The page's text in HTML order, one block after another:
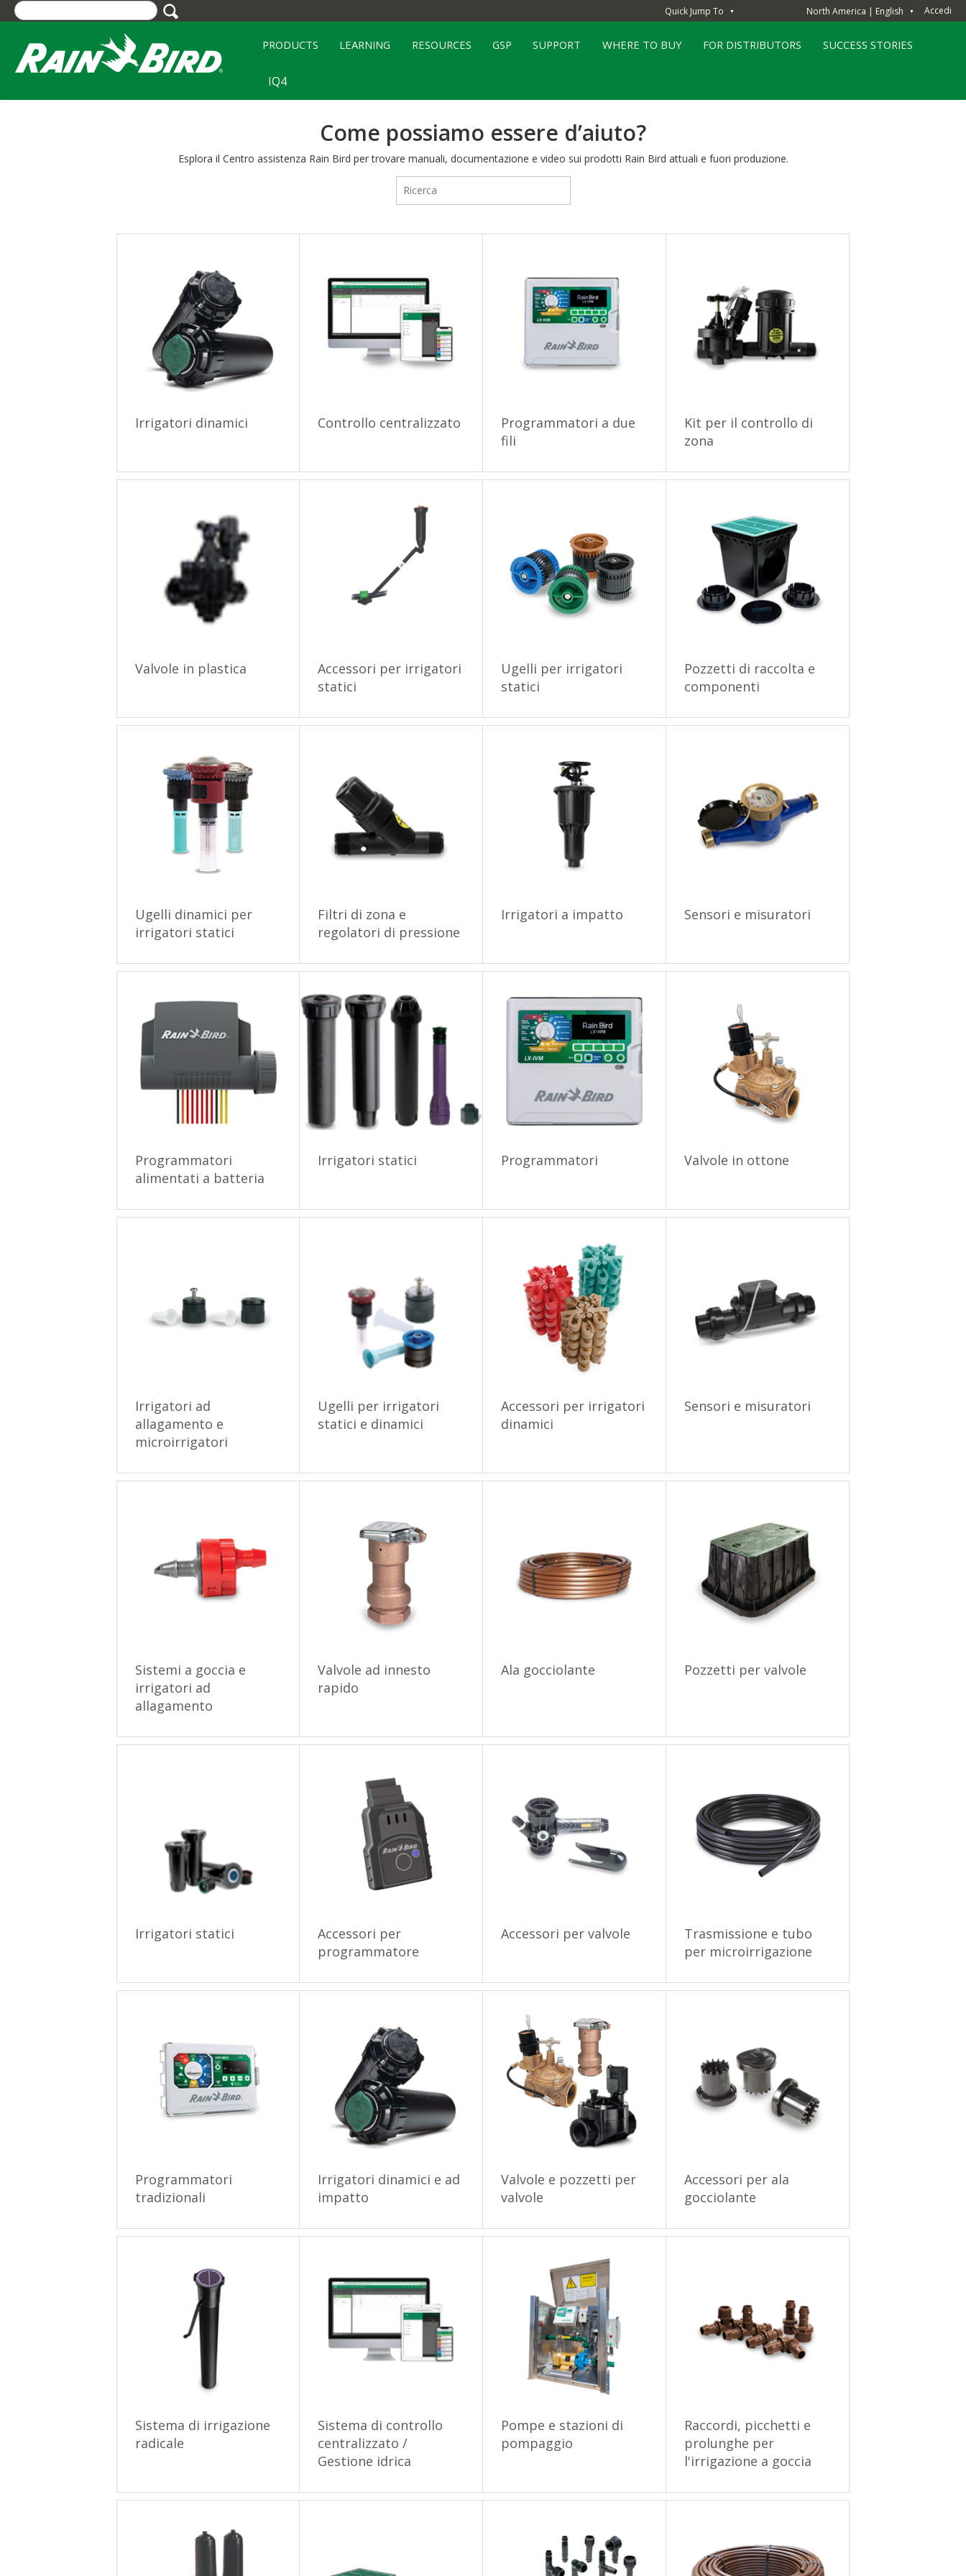
Skip
to
content
Quick Jump To ▼ North America | English ▼ Accedi
PRODUCTS LEARNING RESOURCES GSP SUPPORT WHERE TO BUY FOR DISTRIBUTORS SUCCESS STORIES
IQ4
Come possiamo essere d’aiuto?
Esplora il Centro assistenza Rain Bird per trovare manuali, documentazione e video sui prodotti Rain Bird attuali e fuori produzione.
Irrigatori dinamici Controllo centralizzato
Programmatori a due
fili
Kit per il controllo di
zona
Valvole in plastica
Accessori per irrigatori
statici
Ugelli per irrigatori
statici
Pozzetti di raccolta e
componenti
Ugelli dinamici per
irrigatori statici
Filtri di zona e
regolatori di pressione
Irrigatori a impatto Sensori e misuratori
Programmatori
alimentati a batteria
Irrigatori statici Programmatori Valvole in ottone
Irrigatori ad
allagamento e
microirrigatori
Ugelli per irrigatori
statici e dinamici
Accessori per irrigatori
dinamici
Sensori e misuratori
Sistemi a goccia e
irrigatori ad
allagamento
Valvole ad innesto
rapido
Ala gocciolante Pozzetti per valvole
Irrigatori statici
Accessori per
programmatore
Accessori per valvole
Trasmissione e tubo
per microirrigazione
Programmatori
tradizionali
Irrigatori dinamici e ad
impatto
Valvole e pozzetti per
valvole
Accessori per ala
gocciolante
Sistema di irrigazione
radicale
Sistema di controllo
centralizzato /
Gestione idrica
Pompe e stazioni di
pompaggio
Raccordi, picchetti e
prolunghe per
l'irrigazione a goccia